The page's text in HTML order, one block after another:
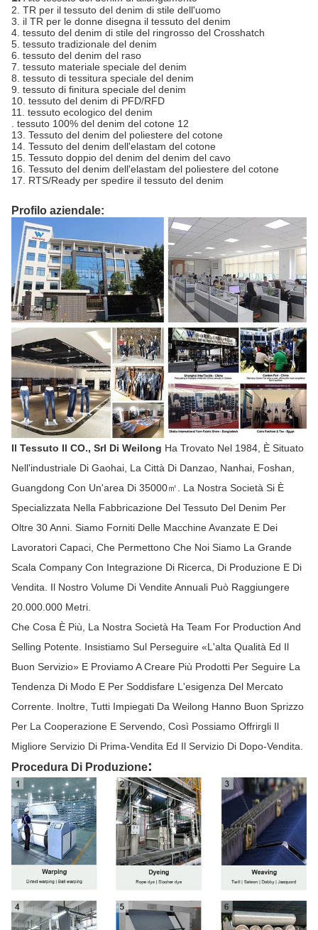
2. TR per il tessuto del denim di stile dell'uomo
3. il TR per le donne disegna il tessuto del denim
4. tessuto del denim di stile del ringrosso del Crosshatch
5. tessuto tradizionale del denim
6. tessuto del denim del raso
7. tessuto materiale speciale del denim
8. tessuto di tessitura speciale del denim
9. tessuto di finitura speciale del denim
10. tessuto del denim di PFD/RFD
11. tessuto ecologico del denim
. tessuto 100% del denim del cotone 12
13. Tessuto del denim del poliestere del cotone
14. Tessuto del denim dell'elastam del cotone
15. Tessuto doppio del denim del denim del cavo
16. Tessuto del denim dell'elastam del poliestere del cotone
17. RTS/Ready per spedire il tessuto del denim
Profilo aziendale:
Il Tessuto Il CO., Srl Di Weilong Ha Trovato Nel 1984, È Situato
Nell'industriale Di Gaohai, La Città Di Danzao, Nanhai, Foshan,
Guangdong Con Un'area Di 35000㎡. La Nostra Società Si È
Specializzata Nella Fabbricazione Del Tessuto Del Denim Per
Oltre 30 Anni. Siamo Forniti Delle Macchine Avanzate E Dei
Lavoratori Capaci, Che Permettono Che Noi Siamo La Grande
Scala Company Con Integrazione Di Ricerca, Di Produzione E Di
Vendita. Il Nostro Volume Di Vendite Annuali Può Raggiungere
20.000.000 Metri.
Che Cosa È Più, La Nostra Società Ha Team For Production And
Selling Potente. Insistiamo Sul Perseguire «l'alta Qualità Ed Il
Buon Servizio» E Proviamo A Creare Più Prodotti Per Seguire La
Tendenza Di Modo E Per Soddisfare L'esigenza Del Mercato
Corrente. Inoltre, Tutti Impiegati Da Weilong Hanno Buon Sprizzo
Per La Cooperazione E Servendo, Così Possiamo Offrirgli Il
Migliore Servizio Di Prima-Vendita Ed Il Servizio Di Dopo-Vendita.
Procedura Di Produzione: